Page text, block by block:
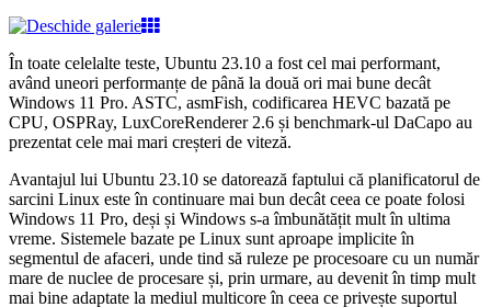
În toate celelalte teste, Ubuntu 23.10 a fost cel mai performant,
având uneori performanțe de până la două ori mai bune decât
Windows 11 Pro. ASTC, asmFish, codificarea HEVC bazată pe
CPU, OSPRay, LuxCoreRenderer 2.6 și benchmark-ul DaCapo au
prezentat cele mai mari creșteri de viteză.
Avantajul lui Ubuntu 23.10 se datorează faptului că planificatorul de
sarcini Linux este în continuare mai bun decât ceea ce poate folosi
Windows 11 Pro, deși și Windows s-a îmbunătățit mult în ultima
vreme. Sistemele bazate pe Linux sunt aproape implicite în
segmentul de afaceri, unde tind să ruleze pe procesoare cu un număr
mare de nuclee de procesare și, prin urmare, au devenit în timp mult
mai bine adaptate la mediul multicore în ceea ce privește suportul